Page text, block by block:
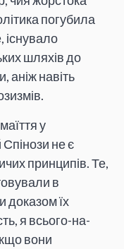
погубила
існувало
шляхів до
аніж навіть
у
не є
принципів. Те,
в
доказом їх
я всього-на-
вони